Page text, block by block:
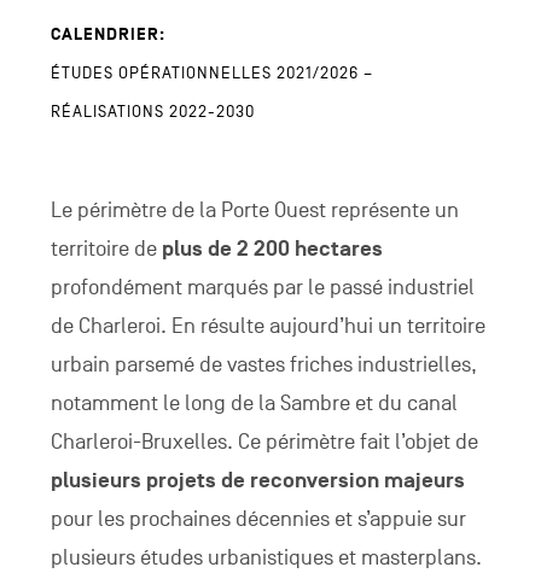
CALENDRIER:
ÉTUDES OPÉRATIONNELLES 2021/2026 –
RÉALISATIONS 2022-2030
Le périmètre de la Porte Ouest représente un
territoire de plus de 2 200 hectares
profondément marqués par le passé industriel
de Charleroi. En résulte aujourd’hui un territoire
urbain parsemé de vastes friches industrielles,
notamment le long de la Sambre et du canal
Charleroi-Bruxelles. Ce périmètre fait l’objet de
plusieurs projets de reconversion majeurs
pour les prochaines décennies et s’appuie sur
plusieurs études urbanistiques et masterplans.